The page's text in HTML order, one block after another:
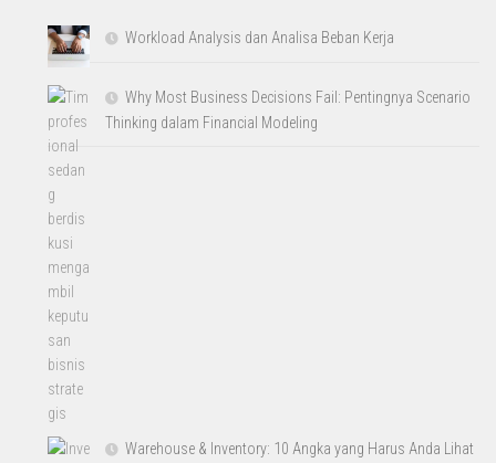
Workload Analysis dan Analisa Beban Kerja
Why Most Business Decisions Fail: Pentingnya Scenario
Thinking dalam Financial Modeling
Warehouse & Inventory: 10 Angka yang Harus Anda Lihat